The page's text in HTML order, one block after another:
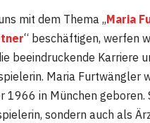
mit dem Thema „Maria
“ beschäftigen, werfen
beeindruckende Karriere
Maria Furtwängler
1966 in München geboren.
sondern auch als